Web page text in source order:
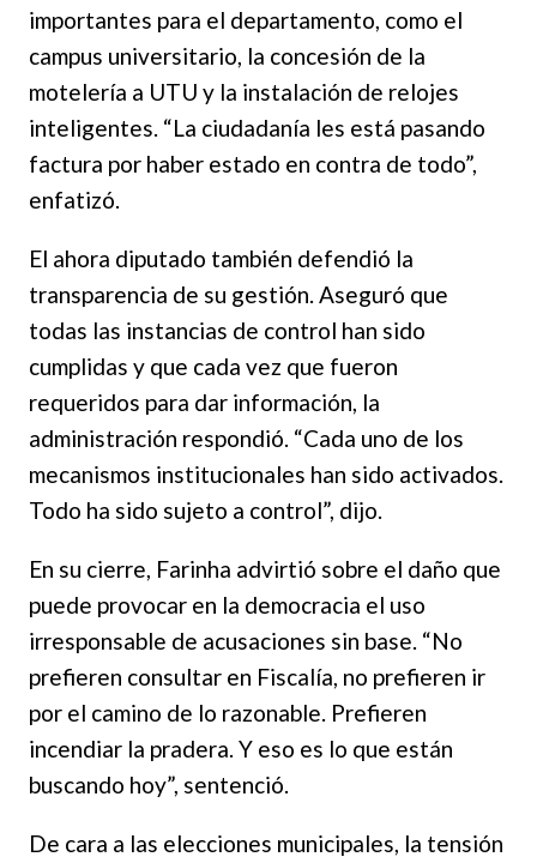
importantes para el departamento, como el
campus universitario, la concesión de la
motelería a UTU y la instalación de relojes
inteligentes. “La ciudadanía les está pasando
factura por haber estado en contra de todo”,
enfatizó.
El ahora diputado también defendió la
transparencia de su gestión. Aseguró que
todas las instancias de control han sido
cumplidas y que cada vez que fueron
requeridos para dar información, la
administración respondió. “Cada uno de los
mecanismos institucionales han sido activados.
Todo ha sido sujeto a control”, dijo.
En su cierre, Farinha advirtió sobre el daño que
puede provocar en la democracia el uso
irresponsable de acusaciones sin base. “No
prefieren consultar en Fiscalía, no prefieren ir
por el camino de lo razonable. Prefieren
incendiar la pradera. Y eso es lo que están
buscando hoy”, sentenció.
De cara a las elecciones municipales, la tensión